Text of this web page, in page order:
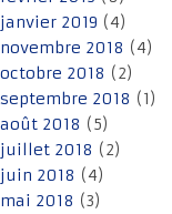
janvier 2019 (4)
novembre 2018 (4)
octobre 2018 (2)
septembre 2018 (1)
août 2018 (5)
juillet 2018 (2)
juin 2018 (4)
mai 2018 (3)